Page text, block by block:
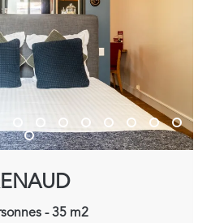
- 35 m2